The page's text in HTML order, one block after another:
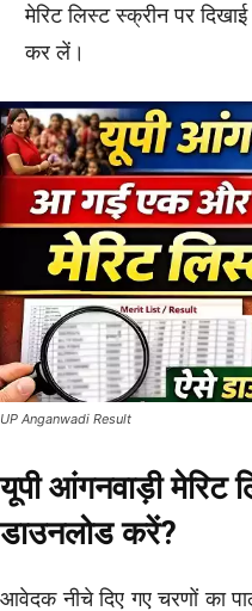
मेरिट लिस्ट स्क्रीन पर
कर लें।
UP Anganwadi Result
यूपी आंगनवाड़ी
डाउनलोड करें?
आवेदक नीचे दिए गए चरणों का